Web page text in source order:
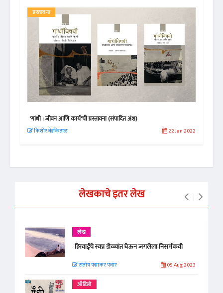
प्रस्तावना
'गांधी : जीवन आणि कार्य'ची प्रस्तावना (संपादित अंश)
किशोर बेडकिहाळ 22 Jan 2022
लेखकाचे इतर लेख
लेख
हिरवाईचे स्वप्न डोळ्यांत घेऊन जगलेला निसर्गकवी
संतोष पद्माकर पवार 05 Aug 2023
ऑडिओ